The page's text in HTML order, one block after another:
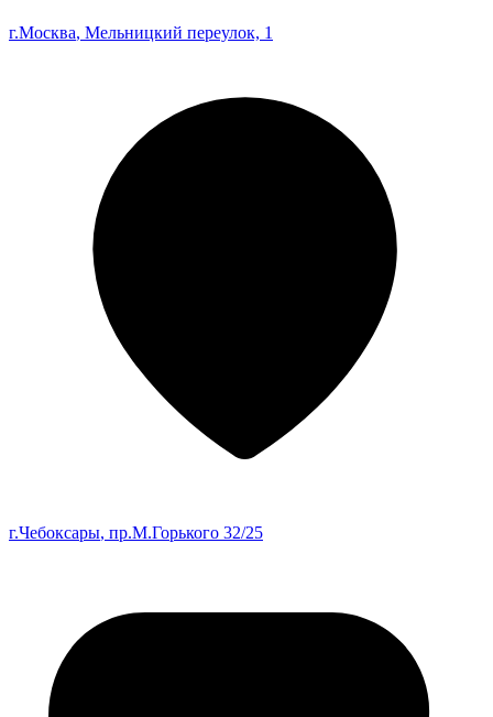
г.Москва, Мельницкий переулок, 1
г.Чебоксары, пр.М.Горького 32/25